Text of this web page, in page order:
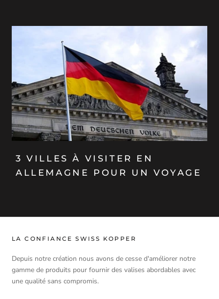
3 VILLES À VISITER EN
ALLEMAGNE POUR UN VOYAGE
LA CONFIANCE SWISS KOPPER
Depuis notre création nous avons de cesse d'améliorer notre
gamme de produits pour fournir des valises abordables avec
une qualité sans compromis.